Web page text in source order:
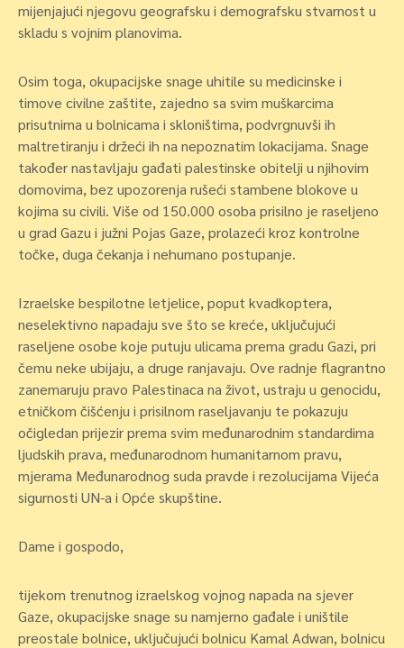
mijenjajući njegovu geografsku i demografsku stvarnost u
skladu s vojnim planovima.
Osim toga, okupacijske snage uhitile su medicinske i
timove civilne zaštite, zajedno sa svim muškarcima
prisutnima u bolnicama i skloništima, podvrgnuvši ih
maltretiranju i držeći ih na nepoznatim lokacijama. Snage
također nastavljaju gađati palestinske obitelji u njihovim
domovima, bez upozorenja rušeći stambene blokove u
kojima su civili. Više od 150.000 osoba prisilno je raseljeno
u grad Gazu i južni Pojas Gaze, prolazeći kroz kontrolne
točke, duga čekanja i nehumano postupanje.
Izraelske bespilotne letjelice, poput kvadkoptera,
neselektivno napadaju sve što se kreće, uključujući
raseljene osobe koje putuju ulicama prema gradu Gazi, pri
čemu neke ubijaju, a druge ranjavaju. Ove radnje flagrantno
zanemaruju pravo Palestinaca na život, ustraju u genocidu,
etničkom čišćenju i prisilnom raseljavanju te pokazuju
očigledan prijezir prema svim međunarodnim standardima
ljudskih prava, međunarodnom humanitarnom pravu,
mjerama Međunarodnog suda pravde i rezolucijama Vijeća
sigurnosti UN-a i Opće skupštine.
Dame i gospodo,
tijekom trenutnog izraelskog vojnog napada na sjever
Gaze, okupacijske snage su namjerno gađale i uništile
preostale bolnice, uključujući bolnicu Kamal Adwan, bolnicu